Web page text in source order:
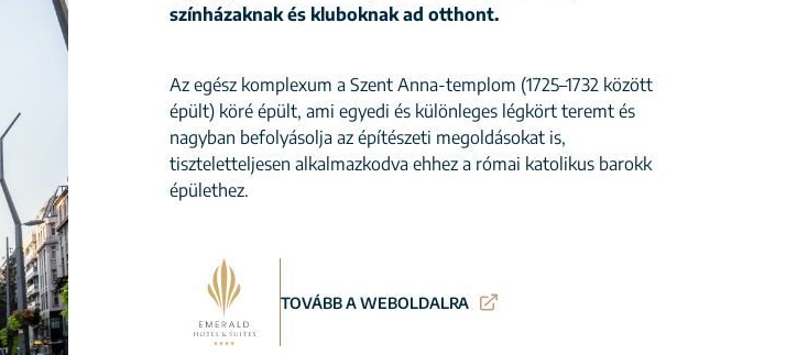
színházaknak és kluboknak ad otthont.
Az egész komplexum a Szent Anna-templom (1725–1732 között
épült) köré épült, ami egyedi és különleges légkört teremt és
nagyban befolyásolja az építészeti megoldásokat is,
tiszteletteljesen alkalmazkodva ehhez a római katolikus barokk
épülethez.
TOVÁBB A WEBOLDALRA